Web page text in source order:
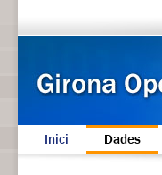
Inici Dades